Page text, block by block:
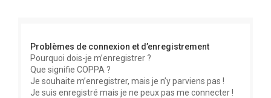
Problèmes de connexion et d’enregistrement
Pourquoi dois-je m’enregistrer ?
Que signifie COPPA ?
Je souhaite m’enregistrer, mais je n’y parviens pas !
Je suis enregistré mais je ne peux pas me connecter !